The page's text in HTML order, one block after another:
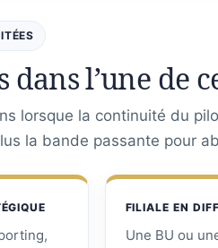
dans l’une de
lorsque la continuité du
la bande passante pour
FILIALE EN
Une BU ou